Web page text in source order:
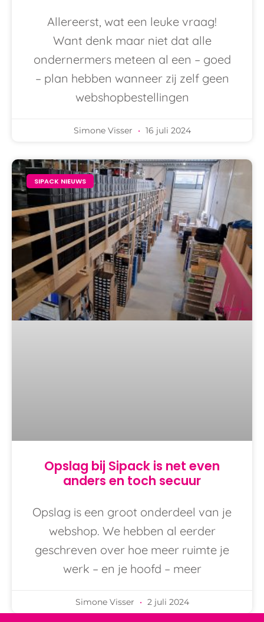
Allereerst, wat een leuke vraag!
Want denk maar niet dat alle
ondernermers meteen al een – goed
– plan hebben wanneer zij zelf geen
webshopbestellingen
Simone Visser 16 juli 2024
SIPACK NIEUWS
Opslag bij Sipack is net even
anders en toch secuur
Opslag is een groot onderdeel van je
webshop. We hebben al eerder
geschreven over hoe meer ruimte je
werk – en je hoofd – meer
Simone Visser 2 juli 2024